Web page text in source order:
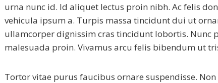
urna nunc id. Id aliquet lectus proin nibh. Ac felis
vehicula ipsum a. Turpis massa tincidunt dui ut
ullamcorper dignissim cras tincidunt lobortis. Nunc
malesuada proin. Vivamus arcu felis bibendum ut
Tortor vitae purus faucibus ornare suspendisse.